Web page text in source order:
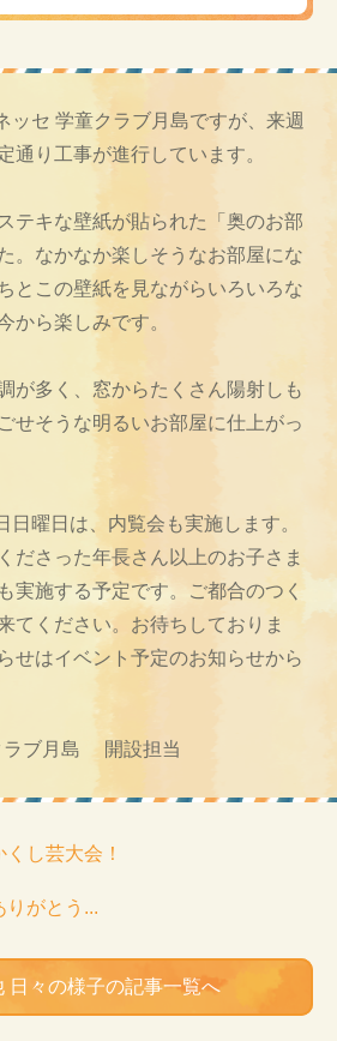
ッセ 学童クラブ月島ですが、来週
通り工事が進行しています。
テキな壁紙が貼られた「奥のお部
。なかなか楽しそうなお部屋にな
とこの壁紙を見ながらいろいろな
から楽しみです。
が多く、窓からたくさん陽射しも
せそうな明るいお部屋に仕上がっ
日曜日は、内覧会も実施します。
ださった年長さん以上のお子さま
実施する予定です。ご都合のつく
てください。お待ちしておりま
せはイベント予定のお知らせから
ラブ月島 開設担当
し芸大会！
りがとう...
日々の様子の記事一覧へ